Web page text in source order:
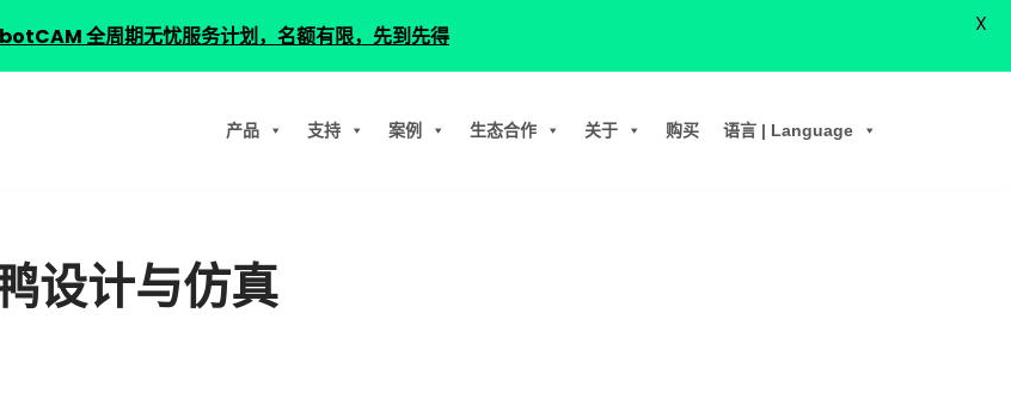
产品 支持 案例 生态合作 关于 购买 语言 | Language
设计与仿真
全周期无忧服务计划，名额有限，先到先得 X